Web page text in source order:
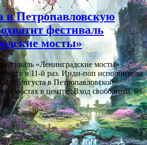
и Петропавловскую
фестиваль
мосты»
«Ленинградские мосты»
в 11-й раз. Инди-поп исполнители
и 16 августа в Петропавловской
мостах в центре. Вход свободный. 0+